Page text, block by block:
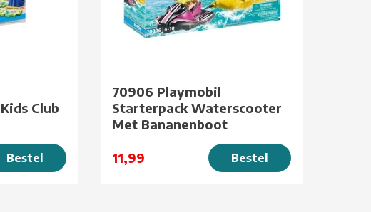
Club
Bestel
70906 Playmobil
Starterpack Waterscooter
Met Bananenboot
11,99 Bestel